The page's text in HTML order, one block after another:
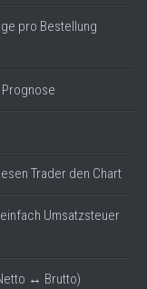
pro Bestellung
Trader den Chart
Umsatzsteuer
↔ Brutto)